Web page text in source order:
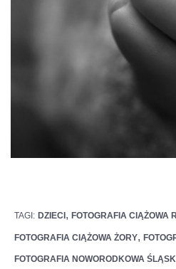
TAGI: DZIECI, FOTOGRAFIA CIĄŻOWA
FOTOGRAFIA CIĄŻOWA ŻORY,
FOTOGRAFIA NOWORODKOWA ŚLĄSK